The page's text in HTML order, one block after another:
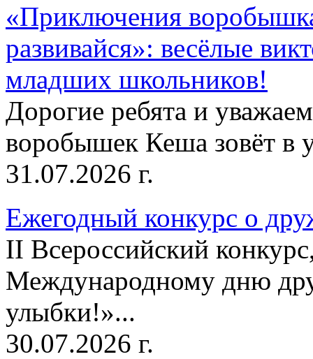
«Приключения
развивайся»: весёлые
младших школьников!
Дорогие ребята и
воробышек Кеша зовёт в
31.07.2026 г.
Ежегодный конкурс о
II Всероссийский
Международному дню
улыбки!»...
30.07.2026 г.